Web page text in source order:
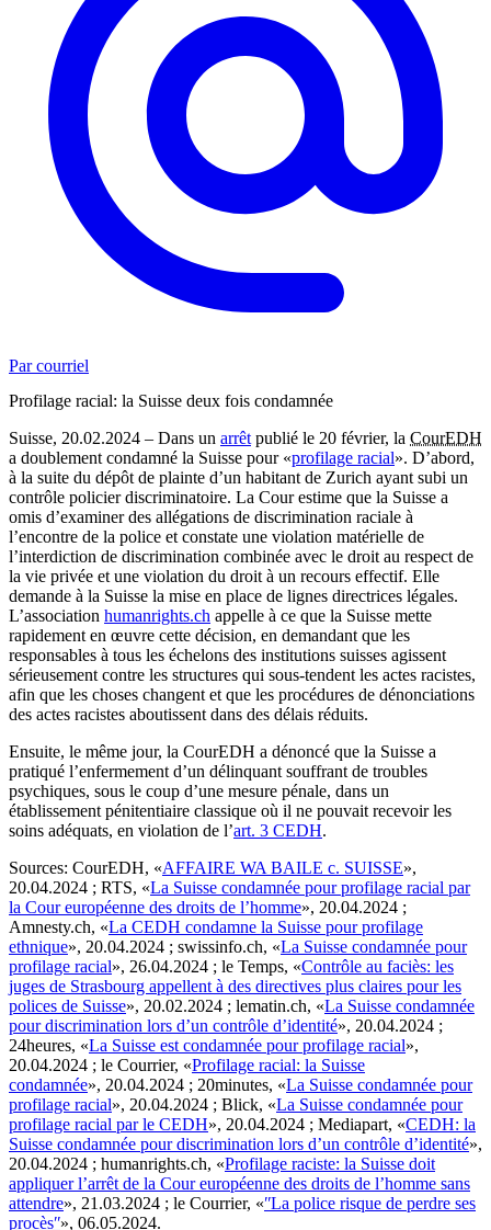
Par courriel
Profilage racial: la Suisse deux fois condamnée
Suisse, 20.02.2024 – Dans un arrêt publié le 20 février, la CourEDH
a doublement condamné la Suisse pour «profilage racial». D’abord,
à la suite du dépôt de plainte d’un habitant de Zurich ayant subi un
contrôle policier discriminatoire. La Cour estime que la Suisse a
omis d’examiner des allégations de discrimination raciale à
l’encontre de la police et constate une violation matérielle de
l’interdiction de discrimination combinée avec le droit au respect de
la vie privée et une violation du droit à un recours effectif. Elle
demande à la Suisse la mise en place de lignes directrices légales.
L’association humanrights.ch appelle à ce que la Suisse mette
rapidement en œuvre cette décision, en demandant que les
responsables à tous les échelons des institutions suisses agissent
sérieusement contre les structures qui sous-tendent les actes racistes,
afin que les choses changent et que les procédures de dénonciations
des actes racistes aboutissent dans des délais réduits.
Ensuite, le même jour, la CourEDH a dénoncé que la Suisse a
pratiqué l’enfermement d’un délinquant souffrant de troubles
psychiques, sous le coup d’une mesure pénale, dans un
établissement pénitentiaire classique où il ne pouvait recevoir les
soins adéquats, en violation de l’art. 3 CEDH.
Sources: CourEDH, «AFFAIRE WA BAILE c. SUISSE»,
20.04.2024 ; RTS, «La Suisse condamnée pour profilage racial par
la Cour européenne des droits de l’homme», 20.04.2024 ;
Amnesty.ch, «La CEDH condamne la Suisse pour profilage
ethnique», 20.04.2024 ; swissinfo.ch, «La Suisse condamnée pour
profilage racial», 26.04.2024 ; le Temps, «Contrôle au faciès: les
juges de Strasbourg appellent à des directives plus claires pour les
polices de Suisse», 20.02.2024 ; lematin.ch, «La Suisse condamnée
pour discrimination lors d’un contrôle d’identité», 20.04.2024 ;
24heures, «La Suisse est condamnée pour profilage racial»,
20.04.2024 ; le Courrier, «Profilage racial: la Suisse
condamnée», 20.04.2024 ; 20minutes, «La Suisse condamnée pour
profilage racial», 20.04.2024 ; Blick, «La Suisse condamnée pour
profilage racial par le CEDH», 20.04.2024 ; Mediapart, «CEDH: la
Suisse condamnée pour discrimination lors d’un contrôle d’identité»,
20.04.2024 ; humanrights.ch, «Profilage raciste: la Suisse doit
appliquer l’arrêt de la Cour européenne des droits de l’homme sans
attendre», 21.03.2024 ; le Courrier, «ʺLa police risque de perdre ses
procèsʺ», 06.05.2024.